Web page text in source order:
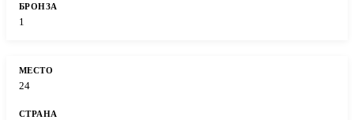
1
24